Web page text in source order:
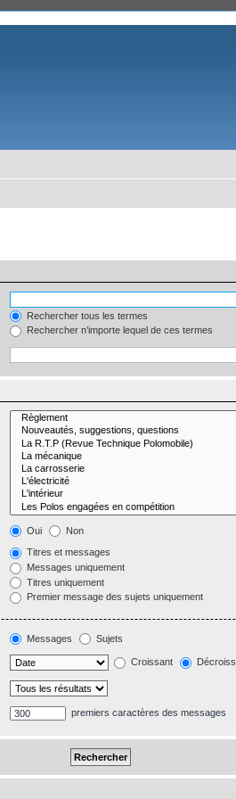
Rechercher tous les termes
Rechercher n’importe lequel de ces termes
Oui Non
Titres et messages
Messages uniquement
Titres uniquement
Premier message des sujets uniquement
Messages Sujets
Croissant
premiers caractères des messages